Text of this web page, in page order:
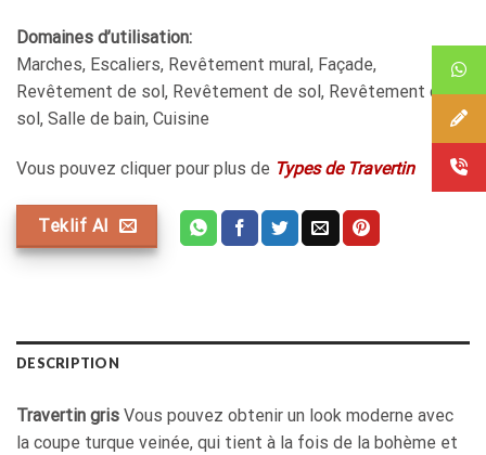
Domaines d’utilisation:
Marches, Escaliers, Revêtement mural, Façade,
Revêtement de sol, Revêtement de sol, Revêtement de
sol, Salle de bain, Cuisine
Vous pouvez cliquer pour plus de Types de Travertin
Teklif Al
DESCRIPTION
Travertin gris Vous pouvez obtenir un look moderne avec
la coupe turque veinée, qui tient à la fois de la bohème et